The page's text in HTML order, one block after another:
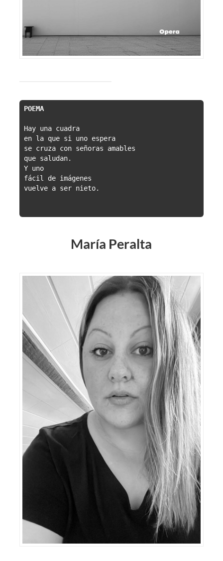
POEMA
Hay una cuadra
en la que si uno espera
se cruza con señoras amables
que saludan.
Y uno
fácil de imágenes
vuelve a ser nieto.
María Peralta